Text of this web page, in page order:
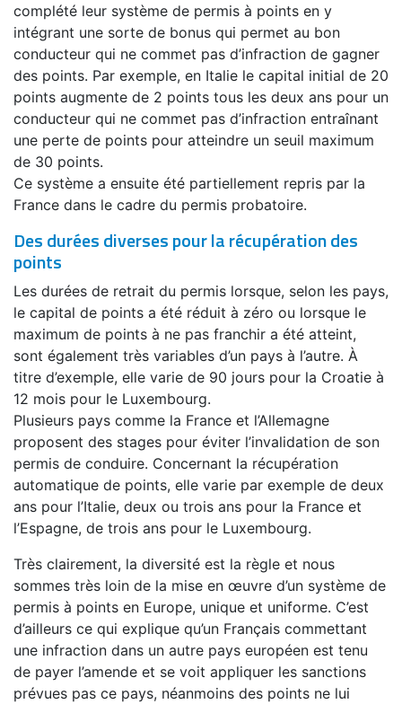
complété leur système de permis à points en y
intégrant une sorte de bonus qui permet au bon
conducteur qui ne commet pas d’infraction de gagner
des points. Par exemple, en Italie le capital initial de 20
points augmente de 2 points tous les deux ans pour un
conducteur qui ne commet pas d’infraction entraînant
une perte de points pour atteindre un seuil maximum
de 30 points.
Ce système a ensuite été partiellement repris par la
France dans le cadre du permis probatoire.
Des durées diverses pour la récupération des
points
Les durées de retrait du permis lorsque, selon les pays,
le capital de points a été réduit à zéro ou lorsque le
maximum de points à ne pas franchir a été atteint,
sont également très variables d’un pays à l’autre. À
titre d’exemple, elle varie de 90 jours pour la Croatie à
12 mois pour le Luxembourg.
Plusieurs pays comme la France et l’Allemagne
proposent des stages pour éviter l’invalidation de son
permis de conduire. Concernant la récupération
automatique de points, elle varie par exemple de deux
ans pour l’Italie, deux ou trois ans pour la France et
l’Espagne, de trois ans pour le Luxembourg.
Très clairement, la diversité est la règle et nous
sommes très loin de la mise en œuvre d’un système de
permis à points en Europe, unique et uniforme. C’est
d’ailleurs ce qui explique qu’un Français commettant
une infraction dans un autre pays européen est tenu
de payer l’amende et se voit appliquer les sanctions
prévues pas ce pays, néanmoins des points ne lui